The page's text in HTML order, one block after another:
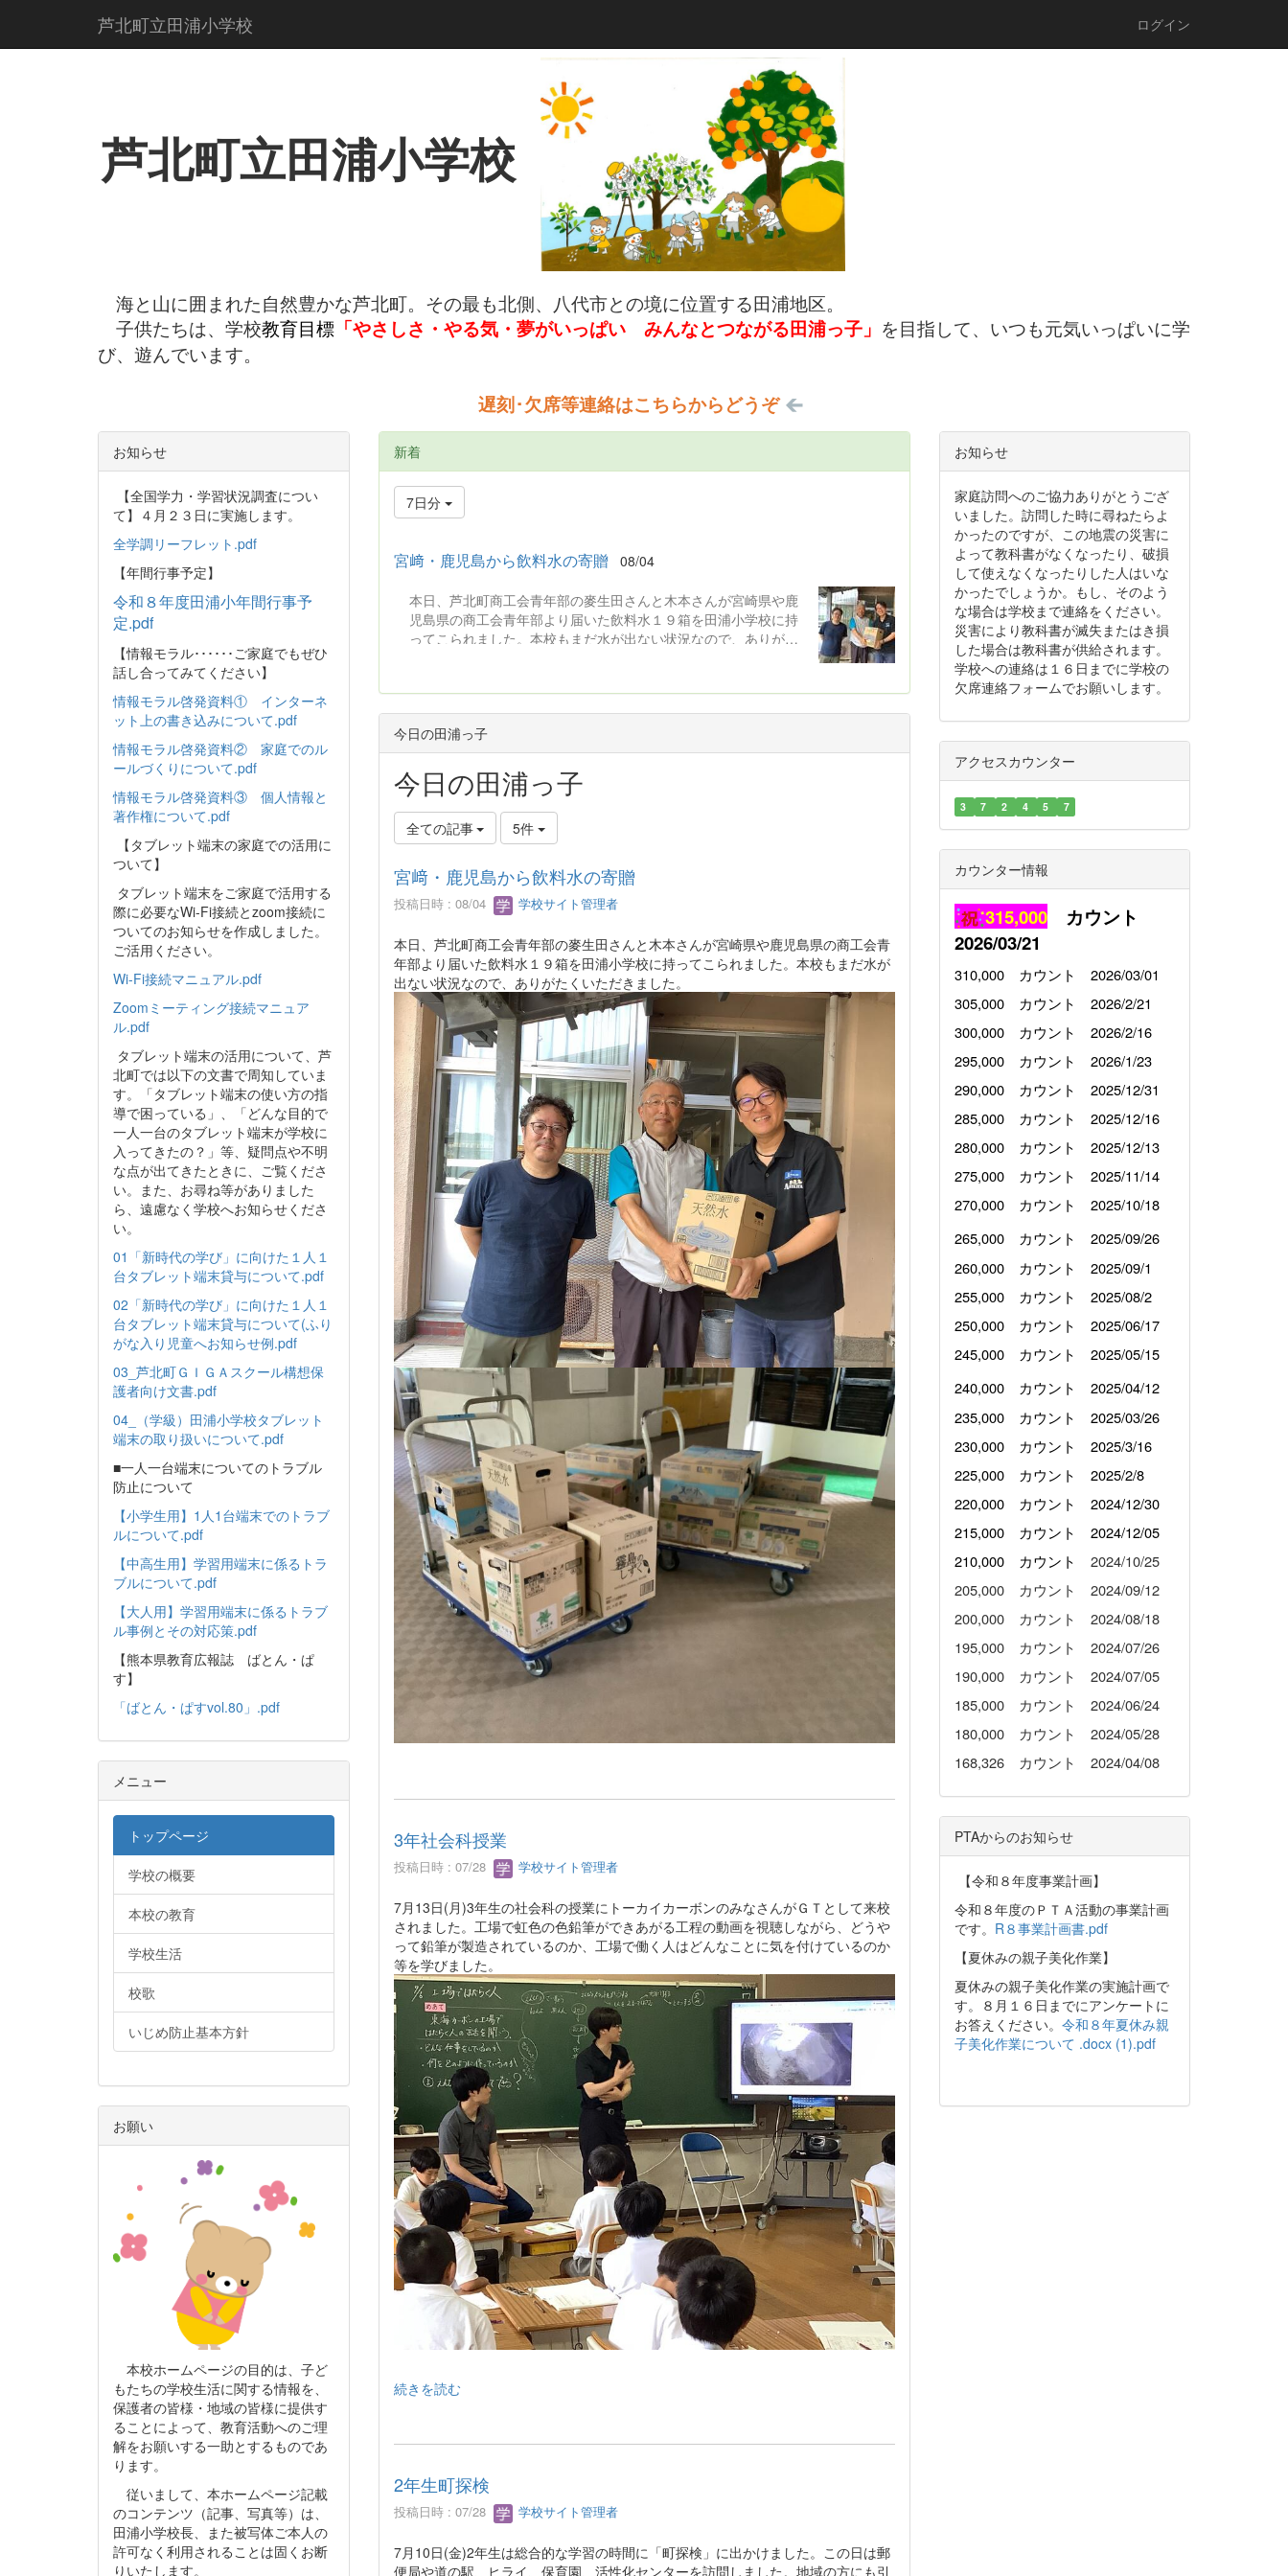
芦北町立田浦小学校 ログイン
芦北町立田浦小学校
海と山に囲まれた自然豊かな芦北町。その最も北側、八代市との境に位置する田浦地区。
子供たちは、学校教育目標 「やさしさ・やる気・夢がいっぱい みんなとつながる田浦っ子」 を目指して、いつも元気いっぱいに学
び、遊んでいます。
遅刻･欠席等連絡はこちらからどうぞ
新着
7日分
宮﨑・鹿児島から飲料水の寄贈 08/04
本日、芦北町商工会青年部の麥生田さんと木本さんが宮崎県や鹿
児島県の商工会青年部より届いた飲料水１９箱を田浦小学校に持
ってこられました。本校もまだ水が出ない状況なので、ありがた
今日の田浦っ子
今日の田浦っ子
全ての記事 5件
宮﨑・鹿児島から飲料水の寄贈
投稿日時 : 08/04 学校サイト管理者
本日、芦北町商工会青年部の麥生田さんと木本さんが宮崎県や鹿児島県の商工会青
年部より届いた飲料水１９箱を田浦小学校に持ってこられました。本校もまだ水が
出ない状況なので、ありがたくいただきました。
3年社会科授業
投稿日時 : 07/28 学校サイト管理者
7月13日(月)3年生の社会科の授業にトーカイカーボンのみなさんがＧＴとして来校
されました。工場で虹色の色鉛筆ができあがる工程の動画を視聴しながら、どうや
って鉛筆が製造されているのか、工場で働く人はどんなことに気を付けているのか
等を学びました。
続きを読む
2年生町探検
投稿日時 : 07/28 学校サイト管理者
7月10日(金)2年生は総合的な学習の時間に「町探検」に出かけました。この日は郵
便局や道の駅、ヒライ、保育園、活性化センターを訪問しました。地域の方にも引
お知らせ
【全国学力・学習状況調査につい
て】４月２３日に実施します。
全学調リーフレット.pdf
【年間行事予定】
令和８年度田浦小年間行事予
定.pdf
【情報モラル･･････ご家庭でもぜひ
話し合ってみてください】
情報モラル啓発資料① インターネ
ット上の書き込みについて.pdf
情報モラル啓発資料② 家庭でのル
ールづくりについて.pdf
情報モラル啓発資料③ 個人情報と
著作権について.pdf
【タブレット端末の家庭での活用に
ついて】
タブレット端末をご家庭で活用する
際に必要なWi-Fi接続とzoom接続に
ついてのお知らせを作成しました。
ご活用ください。
Wi-Fi接続マニュアル.pdf
Zoomミーティング接続マニュア
ル.pdf
タブレット端末の活用について、芦
北町では以下の文書で周知していま
す。「タブレット端末の使い方の指
導で困っている」、「どんな目的で
一人一台のタブレット端末が学校に
入ってきたの？」等、疑問点や不明
な点が出てきたときに、ご覧くださ
い。また、お尋ね等がありました
ら、遠慮なく学校へお知らせくださ
い。
01「新時代の学び」に向けた１人１
台タブレット端末貸与について.pdf
02「新時代の学び」に向けた１人１
台タブレット端末貸与について(ふり
がな入り児童へお知らせ例.pdf
03_芦北町ＧＩＧＡスクール構想保
護者向け文書.pdf
04_（学級）田浦小学校タブレット
端末の取り扱いについて.pdf
■一人一台端末についてのトラブル
防止について
【小学生用】1人1台端末でのトラブ
ルについて.pdf
【中高生用】学習用端末に係るトラ
ブルについて.pdf
【大人用】学習用端末に係るトラブ
ル事例とその対応策.pdf
【熊本県教育広報誌 ばとん・ぱ
す】
「ばとん・ぱすvol.80」.pdf
メニュー
トップページ
学校の概要
本校の教育
学校生活
校歌
いじめ防止基本方針
お願い
本校ホームページの目的は、子ど
もたちの学校生活に関する情報を、
保護者の皆様・地域の皆様に提供す
ることによって、教育活動へのご理
解をお願いする一助とするものであ
ります。
従いまして、本ホームページ記載
のコンテンツ（記事、写真等）は、
田浦小学校長、また被写体ご本人の
許可なく利用されることは固くお断
りいたします。
お知らせ
家庭訪問へのご協力ありがとうござ
いました。訪問した時に尋ねたらよ
かったのですが、この地震の災害に
よって教科書がなくなったり、破損
して使えなくなったりした人はいな
かったでしょうか。もし、そのよう
な場合は学校まで連絡をください。
災害により教科書が滅失またはき損
した場合は教科書が供給されます。
学校への連絡は１６日までに学校の
欠席連絡フォームでお願いします。
アクセスカウンター
3 7 2 4 5 7
カウンター情報
315,000
カウント
2026/03/21
310,000
カウント 2026/03/01
305,000 カウント 2026/2/21
300,000 カウント
2026/2/16
295,000 カウント 2026/1/23
290,000 カウント
2025/12/31
285,000 カウント 2025/12/16
280,000 カウント 2025/12/13
275,000 カウント 2025/11/14
270,000 カウント
2025/10/18
265,000 カウント
2025/09/26
260,000 カウント 2025/09/1
255,000 カウント 2025/08/2
250,000 カウント 2025/06/17
245,000 カウント 2025/05/15
240,000 カウント
2025/04/12
235,000 カウント 2025/03/26
230,000 カウント
2025/3/16
225,000 カウント 2025/2/8
220,000
カウント 2024/12/30
215,000 カウント 2024/12/05
210,000 カウント
2024/10/25
205,000 カウント 2024/09/12
200,000 カウント 2024/08/18
195,000 カウント 2024/07/26
190,000 カウント 2024/07/05
185,000 カウント 2024/06/24
180,000 カウント 2024/05/28
168,326 カウント 2024/04/08
PTAからのお知らせ
【令和８年度事業計画】
令和８年度のＰＴＡ活動の事業計画
です。 R８事業計画書.pdf
【夏休みの親子美化作業】
夏休みの親子美化作業の実施計画で
す。８月１６日までにアンケートに
お答えください。 令和８年夏休み親
子美化作業について .docx (1).pdf